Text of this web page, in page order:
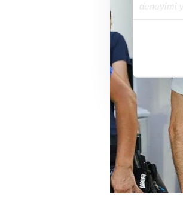
deneyimi
Her
Sizlere
çerezler
amacıyla
reklam/
Çerezlere
butonuna